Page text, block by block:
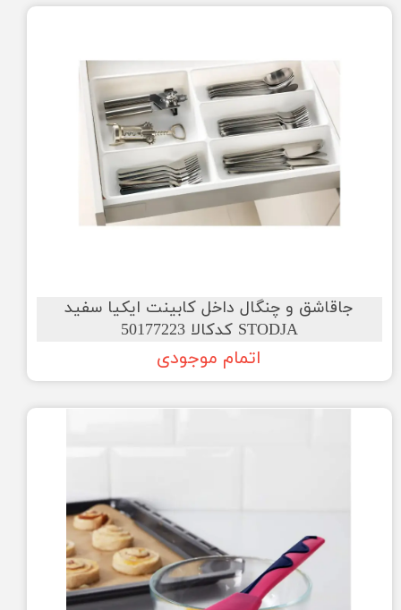
جاقاشق و چنگال داخل کابینت ایکیا سفید
STODJA کدکالا 50177223
اتمام موجودی